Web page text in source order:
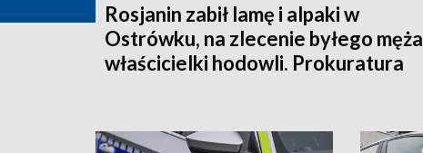
Rosjanin zabił lamę i alpaki w
Ostrówku, na zlecenie byłego męża
właścicielki hodowli. Prokuratura